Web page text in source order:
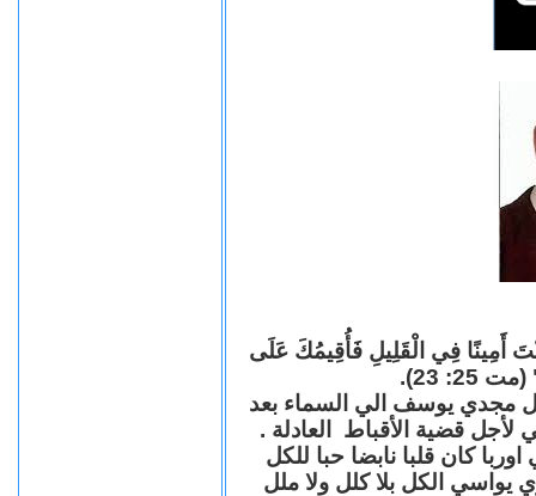
أَمِينًا فِي الْقَلِيلِ فَأُقِيمُكَ عَلَى
23).
مجدي يوسف الي السماء بعد
قضية الأقباط العادلة .
كان قلبا نابضا حبا للكل
يواسي الكل بلا كلل ولا ملل